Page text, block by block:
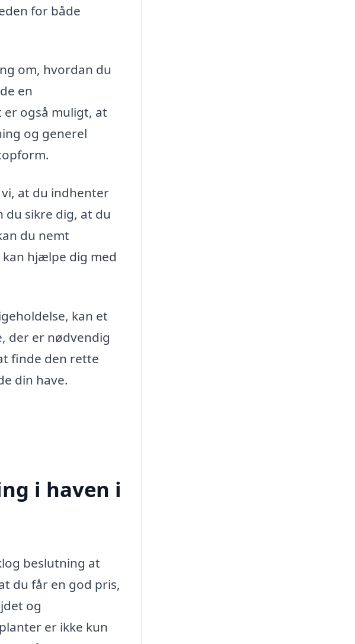
for både
om, hvordan du
en
er også muligt, at
og generel
at du indhenter
du sikre dig, at du
du nemt
hjælpe dig med
kan et
der er nødvendig
finde den rette
din have.
i haven i
beslutning at
du får en god pris,
og
er ikke kun